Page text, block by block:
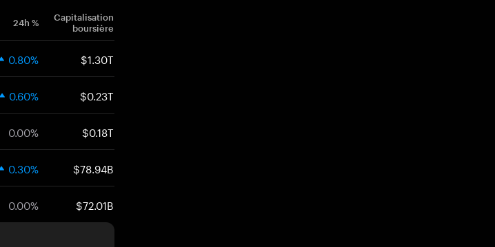
24h %
Capitalisation
boursière
0.80% $1.30T
0.60% $0.23T
0.00% $0.18T
0.30% $78.94B
0.00% $72.01B